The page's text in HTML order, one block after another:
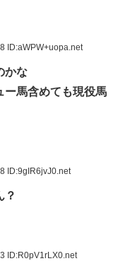
ID:aWPW+uopa.net
かな
ー馬含めても現役馬
ID:9gIR6jvJ0.net
？
ID:R0pV1rLX0.net